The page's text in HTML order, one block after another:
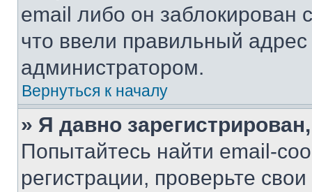
email либо он
что ввели правильный адрес
администратором.
Вернуться к началу
» Я давно
Попытайтесь найти email-
регистрации, проверьте